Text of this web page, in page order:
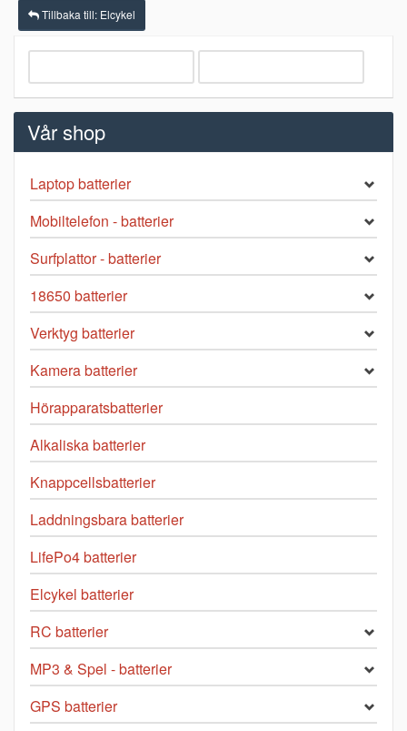
Tillbaka till: Elcykel
Vår shop
Laptop batterier
Mobiltelefon - batterier
Surfplattor - batterier
18650 batterier
Verktyg batterier
Kamera batterier
Hörapparatsbatterier
Alkaliska batterier
Knappcellsbatterier
Laddningsbara batterier
LifePo4 batterier
Elcykel batterier
RC batterier
MP3 & Spel - batterier
GPS batterier